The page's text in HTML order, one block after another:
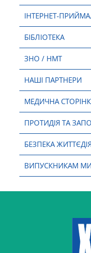
ІНТЕРНЕТ-
БІБЛІОТЕКА
ЗНО / НМТ
НАШІ ПАРТНЕРИ
МЕДИЧНА
ПРОТИДІЯ ТА
БЕЗПЕКА
ВИПУСКНИКАМ